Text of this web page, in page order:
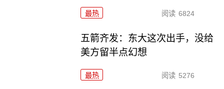
最热 阅读 6824
五箭齐发：东大这次出手，没给
美方留半点幻想
最热 阅读 5276